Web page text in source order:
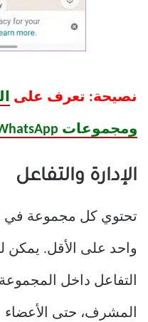
نصيحة: تعرف على
ومجموعات WhatsApp.
الإدارة والتفاعل
واحد على الأقل. يمكن
التفاعل داخل
المشرف، حتى الأعضاء